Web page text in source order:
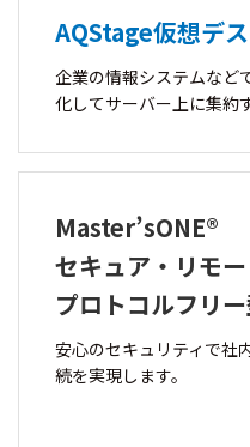
AQStage仮想デ
企業の情報システムなど
化してサーバー上に集約
Master’sONE®
セキュア・リモ
プロトコルフリ
安心のセキュリティで社
続を実現します。